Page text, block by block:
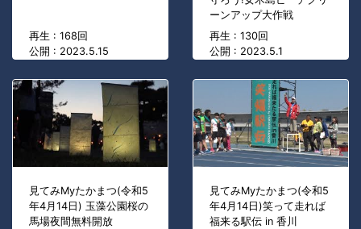
再生 : 168回
公開 : 2023.5.15
ーンアップ大作戦
再生 : 130回
公開 : 2023.5.1
見てみMyたかまつ(令和5
年4月14日) 玉藻公園桜の
馬場夜間無料開放
見てみMyたかまつ(令和5
年4月14日)笑って走れば
福来る駅伝 in 香川